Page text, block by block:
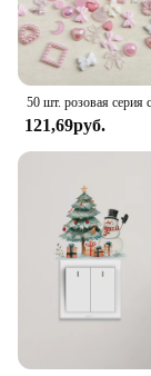
121,69руб.